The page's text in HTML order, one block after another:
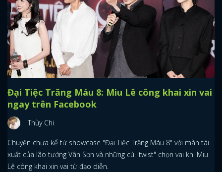
Đại Tiệc Trăng Máu 8: Miu Lê công khai xin vai
ngay trên Facebook
Thùy Chi
Chuyện chưa kể từ showcase "Đại Tiệc Trăng Máu 8" với màn tái
xuất của lão tướng Vân Sơn và những cú "twist" chọn vai khi Miu
Lê công khai xin vai từ đạo diễn.